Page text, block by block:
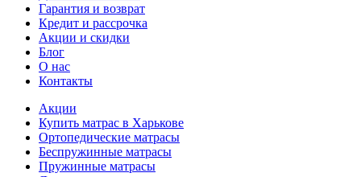
Гарантия и возврат
Кредит и рассрочка
Акции и скидки
Блог
О нас
Контакты
Акции
Купить матрас в Харькове
Ортопедические матрасы
Беспружинные матрасы
Пружинные матрасы